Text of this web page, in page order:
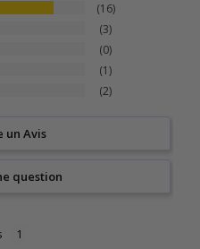
16
3
0
1
2
un Avis
question